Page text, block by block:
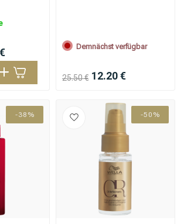
Demnächst verfügbar
25.50 € 12.20 €
-38% -50%